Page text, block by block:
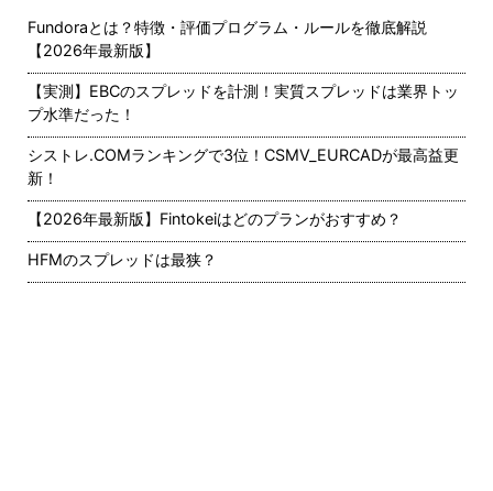
Fundoraとは？特徴・評価プログラム・ルールを徹底解説
【2026年最新版】
【実測】EBCのスプレッドを計測！実質スプレッドは業界トッ
プ水準だった！
シストレ.COMランキングで3位！CSMV_EURCADが最高益更
新！
【2026年最新版】Fintokeiはどのプランがおすすめ？
HFMのスプレッドは最狭？